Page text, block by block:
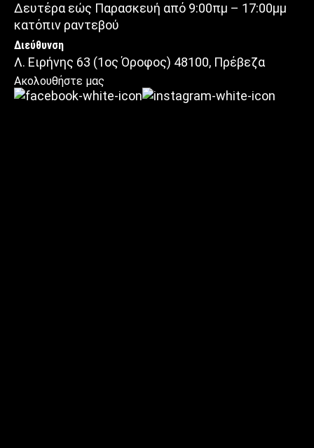
Δευτέρα εώς Παρασκευή από 9:00πμ – 17:00μμ
κατόπιν ραντεβού
Διεύθυνση
Λ. Ειρήνης 63 (1ος Όροφος) 48100, Πρέβεζα
Ακολουθήστε μας